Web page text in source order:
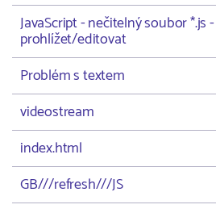
JavaScript - nečitelný soubor *.js
prohlížet/editovat
Problém s textem
videostream
index.html
GB///refresh///JS